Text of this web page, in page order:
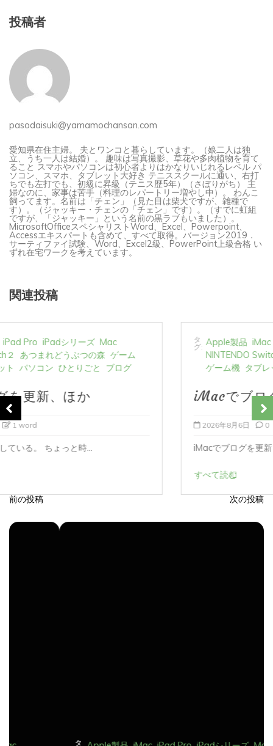
投稿者
pasodaisuki@yamamochansan.com
愛知県在住主婦。 夫とワンコと暮らしています。（娘二人は独
立、うち一人は結婚）。 趣味は写真撮影、草花や多肉植物を育て
ること スマホやパソコンは初心者よりはかなりいじれるレベル パ
ソコン、スマホ、タブレット大好き テニススクールに通い、右打
ちでも左打でも、初級に昇級（テニス歴5年）（さぼりがち） 主
婦なのに、家事は苦手（料理のレパートリー増やし中）。 わんこ
飼ってます。名前は「チェン」（見た目は柴犬ですが、雑種で
す）。（ジャッキー・チェンの「チェン」です）。（すでに虹組
ですが、「ジャッキー」という名前の黒ラブもいました）。
MicrosoftOfficeスペシャリストWord、Excel、Powerpoint、
Accessエキスパートも含めて、すべて取得。バージョン2019．
サーティファイ試験、Word、Excel2級、PowerPoint上級合格 い
ずれ在宅ワークを考えています。
関連投稿
グ:
Apple製品 iMac iPad Pro iPadシリーズ
Mac
NINTENDO Switch２
あつまれどうぶつの森 ゲーム
ゲーム機 タブレット パソコン ブログ
iMacでブログを更新、ほか
iMacでブログを更新している。 あつまれど...
投
前の投稿 次の投稿
Apple製品 iMac iPad Pro iPadシリーズ
Mac